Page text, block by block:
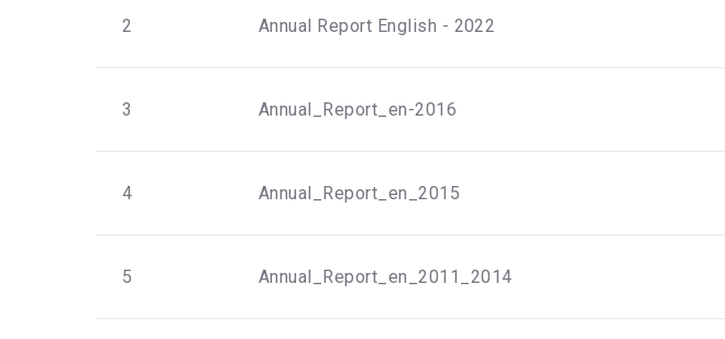
2 Annual Report English - 2022
3 Annual_Report_en-2016
4 Annual_Report_en_2015
5 Annual_Report_en_2011_2014